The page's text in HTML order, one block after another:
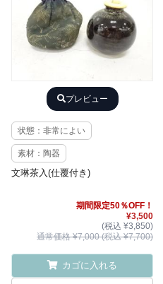
プレビュー
状態：非常によい
素材：陶器
文琳茶入(仕覆付き)
期間限定50％OFF！
¥3,500
(税込 ¥3,850)
通常価格 ¥7,000 (税込 ¥7,700)
カゴに入れる